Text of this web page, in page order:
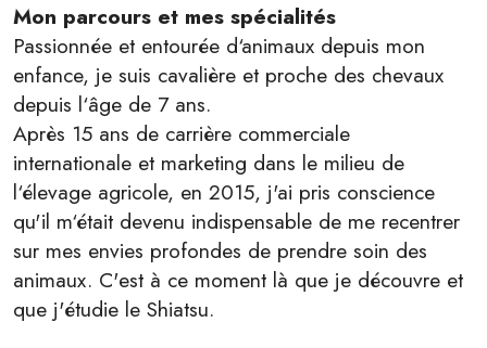
Mon parcours et mes spécialités
Passionnée et entourée d‘animaux depuis mon
enfance, je suis cavalière et proche des chevaux
depuis l‘âge de 7 ans.
Après 15 ans de carrière commerciale
internationale et marketing dans le milieu de
l‘élevage agricole, en 2015, j'ai pris conscience
qu'il m‘était devenu indispensable de me recentrer
sur mes envies profondes de prendre soin des
animaux. C'est à ce moment là que je découvre et
que j'étudie le Shiatsu.